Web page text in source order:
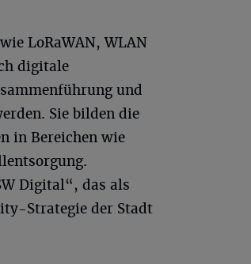
LoRaWAN, WLAN
digitale
und
Sie bilden die
in Bereichen wie
Digital“, das als
Strategie der Stadt